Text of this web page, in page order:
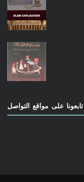
تابعونا على مواقع التواصل